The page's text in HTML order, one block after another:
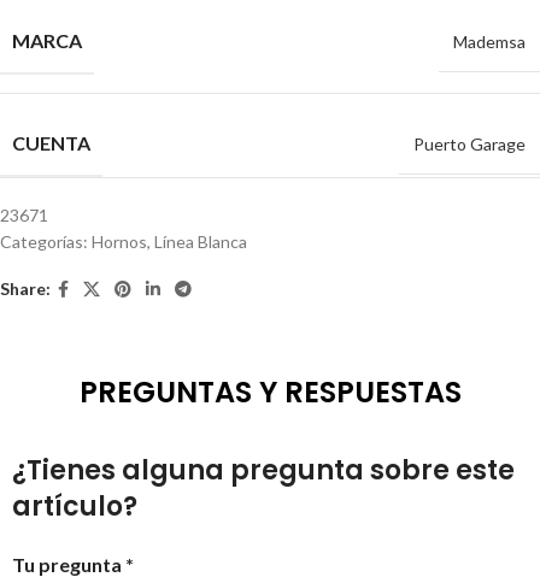
MARCA Mademsa
CUENTA Puerto Garage
23671
Categorías: Hornos, Línea Blanca
Share:
PREGUNTAS Y RESPUESTAS
¿Tienes alguna pregunta sobre este
artículo?
Tu pregunta *